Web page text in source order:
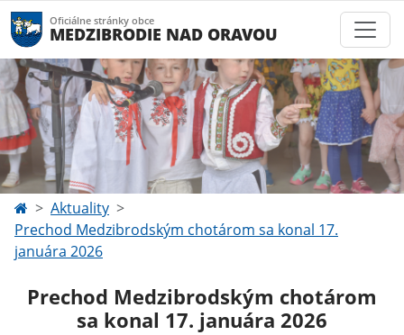
Oficiálne stránky obce
MEDZIBRODIE NAD ORAVOU
Aktuality
Prechod Medzibrodským chotárom sa konal 17.
januára 2026
Prechod Medzibrodským chotárom
sa konal 17. januára 2026